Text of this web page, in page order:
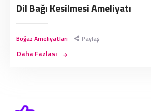
Dil Bağı Kesilmesi Ameliyatı
Boğaz Ameliyatları Paylaş
Daha Fazlası